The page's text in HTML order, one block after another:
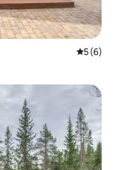
Średnia
5 (6)